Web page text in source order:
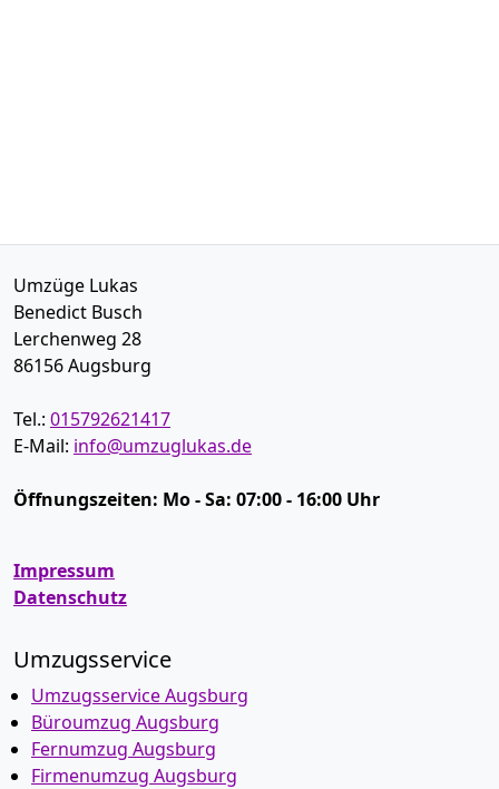
Umzüge Lukas
Benedict Busch
Lerchenweg 28
86156Augsburg
Tel.: 015792621417
E-Mail: info@umzuglukas.de
Öffnungszeiten: Mo - Sa: 07:00 - 16:00 Uhr
Impressum
Datenschutz
Umzugsservice
Umzugsservice Augsburg
Büroumzug Augsburg
Fernumzug Augsburg
Firmenumzug Augsburg